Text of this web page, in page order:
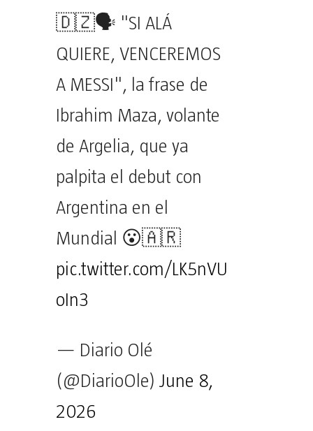
🇩🇿🗣️ "SI ALÁ
QUIERE, VENCEREMOS
A MESSI", la frase de
Ibrahim Maza, volante
de Argelia, que ya
palpita el debut con
Argentina en el
Mundial 😮🇦🇷
pic.twitter.com/LK5nVU
oIn3
— Diario Olé
(@DiarioOle) June 8,
2026